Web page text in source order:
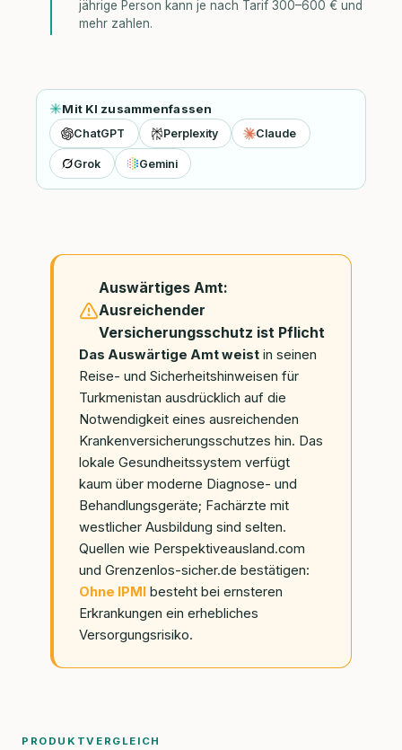
jährige Person kann je nach Tarif 300–600 € und
mehr zahlen.
Mit KI zusammenfassen
ChatGPT Perplexity Claude
Grok Gemini
Auswärtiges Amt:
Ausreichender
Versicherungsschutz ist Pflicht
Das Auswärtige Amt weist in seinen
Reise- und Sicherheitshinweisen für
Turkmenistan ausdrücklich auf die
Notwendigkeit eines ausreichenden
Krankenversicherungsschutzes hin. Das
lokale Gesundheitssystem verfügt
kaum über moderne Diagnose- und
Behandlungsgeräte; Fachärzte mit
westlicher Ausbildung sind selten.
Quellen wie Perspektiveausland.com
und Grenzenlos-sicher.de bestätigen:
Ohne IPMI
besteht bei ernsteren
Erkrankungen ein erhebliches
Versorgungsrisiko.
PRODUKTVERGLEICH